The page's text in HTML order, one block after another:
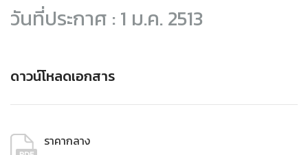
วันที่ประกาศ : 1 ม.ค. 2513
ดาวน์โหลดเอกสาร
ราคากลาง